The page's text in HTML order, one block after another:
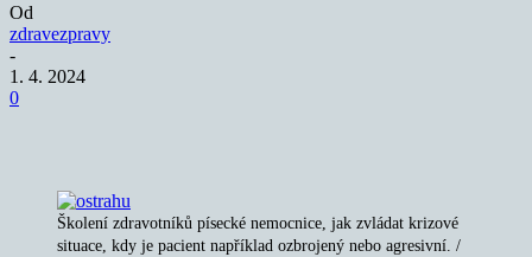
Od
zdravezpravy
-
1. 4. 2024
0
Školení zdravotníků písecké nemocnice, jak zvládat krizové
situace, kdy je pacient například ozbrojený nebo agresivní. /